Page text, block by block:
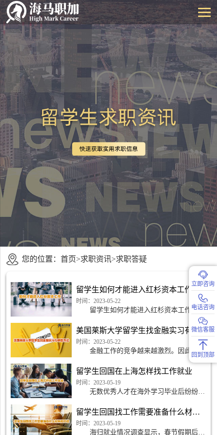
您的位置： 首页>求职资讯>求职答疑
留学生如何才能进入红杉资本工作
时间：2023-05-22
留学生如何才能进入红杉资本工作?要
在红杉资本找到工作，请浏览红杉资本当前
空缺职位并申请您附近的工作。一旦你得到
积极的回应，一定
美国莱斯大学留学生找金融实习有哪些方法
时间：2023-05-22
金融工作的竞争越来越激烈。因此，招
聘季节似乎每年都在提前。为了在顶级银行
或基金获得一席之地，大多数学生从大学二
年级开始申请实习
留学生回国在上海怎样找工作就业
时间：2023-05-19
无数优秀人才在海外学习毕业后纷纷回
景和归属感。教育部关于留学生就业竞争力
的报告称，超过96
留学生回国找工作需要准备什么材料和手续
时间：2023-05-19
海归就业情况调查显示，春节假期后，
立即咨询
电话咨询
微信客服
回到顶部